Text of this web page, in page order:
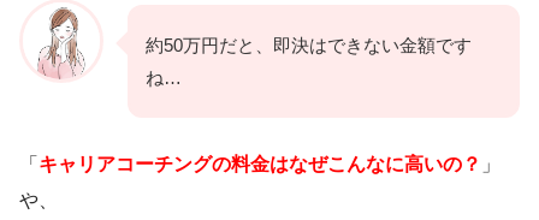
約50万円だと、即決はできない金額です
ね…
「 キャリアコーチングの料金はなぜこんなに高いの？ 」
や、